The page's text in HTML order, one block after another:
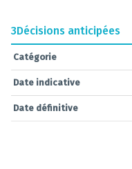
3Décisions anticipées
Catégorie
Date indicative
Date définitive